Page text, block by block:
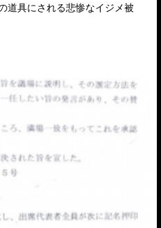
道具にされる悲惨なイジメ被